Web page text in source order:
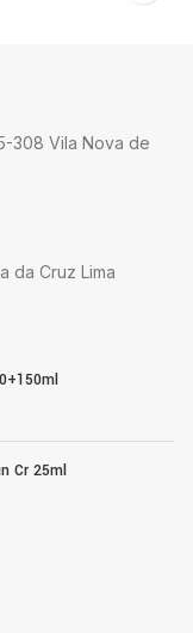
308 Vila Nova de
da Cruz Lima
Cr 25ml